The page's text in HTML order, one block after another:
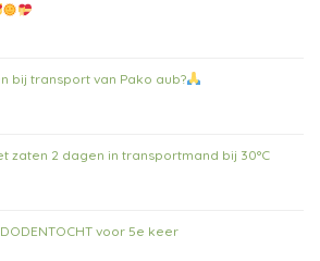
bij transport van Pako aub?
zaten 2 dagen in transportmand bij 30°C
voor 5e keer